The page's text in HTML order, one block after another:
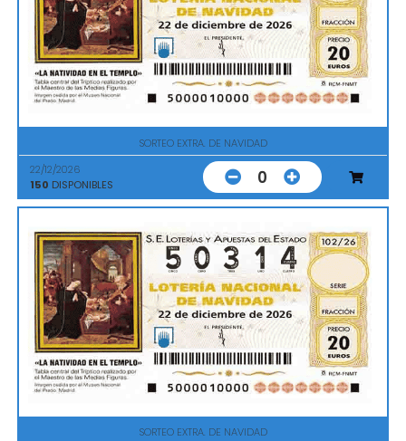
SORTEO EXTRA. DE NAVIDAD
22/12/2026
150 DISPONIBLES 0
SORTEO EXTRA. DE NAVIDAD